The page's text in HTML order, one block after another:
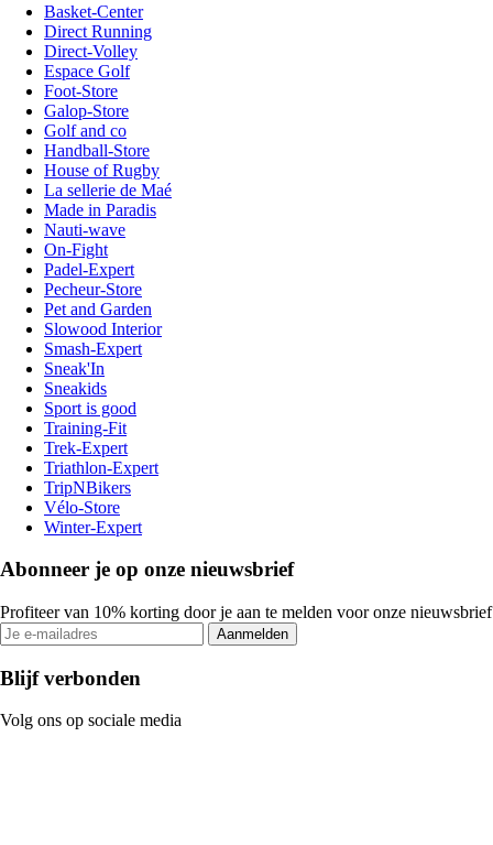
Basket-Center
Direct Running
Direct-Volley
Espace Golf
Foot-Store
Galop-Store
Golf and co
Handball-Store
House of Rugby
La sellerie de Maé
Made in Paradis
Nauti-wave
On-Fight
Padel-Expert
Pecheur-Store
Pet and Garden
Slowood Interior
Smash-Expert
Sneak'In
Sneakids
Sport is good
Training-Fit
Trek-Expert
Triathlon-Expert
TripNBikers
Vélo-Store
Winter-Expert
Abonneer je op onze nieuwsbrief
Profiteer van 10% korting door je aan te melden voor onze nieuwsbrief
Aanmelden
Blijf verbonden
Volg ons op sociale media